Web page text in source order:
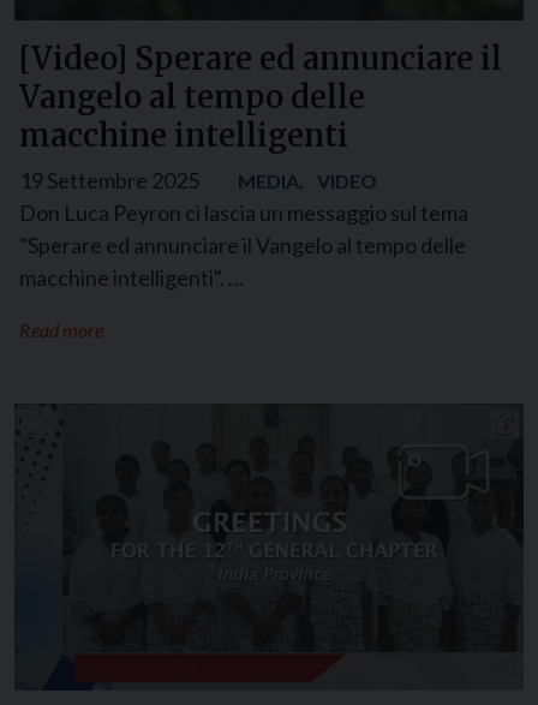
[Video] Sperare ed annunciare il
Vangelo al tempo delle
macchine intelligenti
19 Settembre 2025 MEDIA, VIDEO
Don Luca Peyron ci lascia un messaggio sul tema
"Sperare ed annunciare il Vangelo al tempo delle
macchine intelligenti". …
Read more